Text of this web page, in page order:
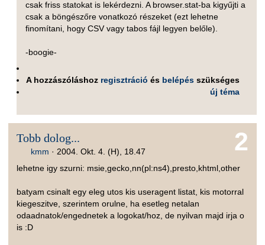
csak friss statokat is lekérdezni. A browser.stat-ba kigyűjti a
csak a böngészőre vonatkozó részeket (ezt lehetne
finomítani, hogy CSV vagy tabos fájl legyen belőle).
-boogie-
A hozzászóláshoz regisztráció és belépés szükséges
új téma
2
Tobb dolog...
kmm ·2004. Okt. 4. (H), 18.47
lehetne igy szurni: msie,gecko,nn(pl:ns4),presto,khtml,other
batyam csinalt egy eleg utos kis useragent listat, kis motorral
kiegeszitve, szerintem orulne, ha esetleg netalan
odaadnatok/engednetek a logokat/hoz, de nyilvan majd irja o
is :D